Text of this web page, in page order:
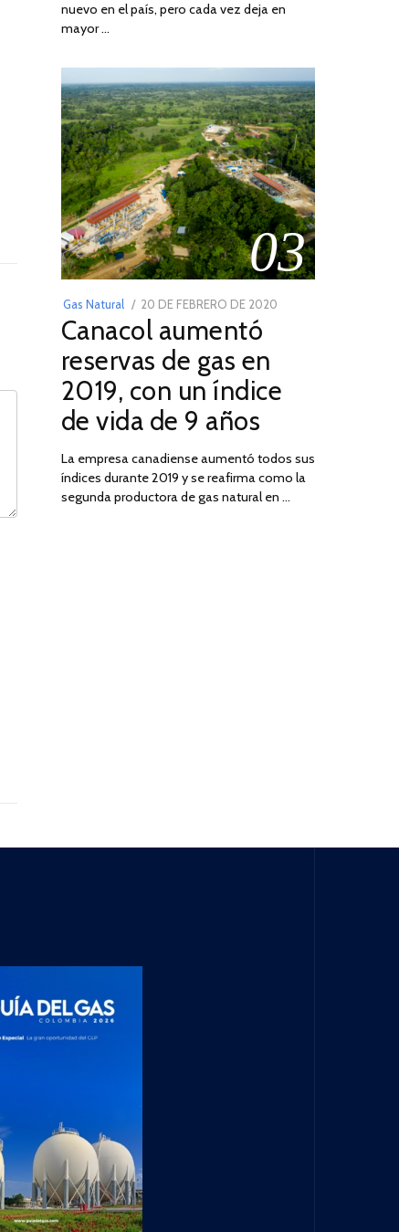
2022
nuevo en el país, pero cada vez deja en
mayor …
03
Gas Natural
POSTED
ON
20 DE FEBRERO DE 2020
2025
Canacol aumentó
reservas de gas en
2019, con un índice
de vida de 9 años
La empresa canadiense aumentó todos sus
índices durante 2019 y se reafirma como la
segunda productora de gas natural en …